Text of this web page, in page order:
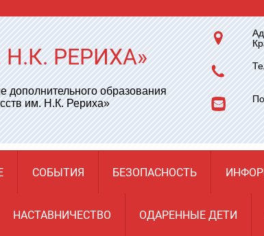
РЕРИХА»
дополнительного образования
им. Н.К. Рериха»
СОБЫТИЯ БЕЗОПАСНОСТЬ
НАСТАВНИЧЕСТВО ОДАРЕННЫЕ ДЕТИ